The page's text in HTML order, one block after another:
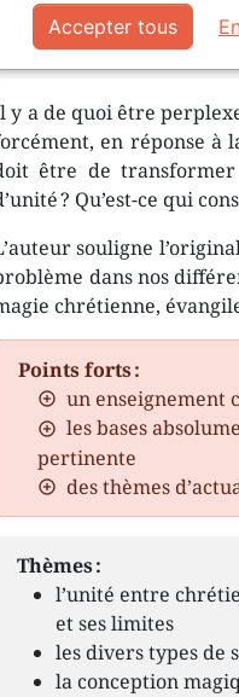
L’orgueil humain
y a de quoi être
en réponse à
être de transformer
? Qu’est-ce qui
souligne
dans nos
chrétienne,
Points forts :
un enseignement
les bases
pertinente
des thèmes
Thèmes :
l’unité entre
et ses limites
les divers types de
la conception
Accepter tous